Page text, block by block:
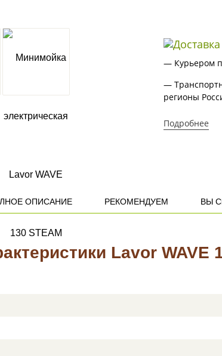
— Курьером
—
регионы
Подробнее
ОПИСАНИЕ РЕКОМЕНДУЕМ ВЫ
Lavor WAVE